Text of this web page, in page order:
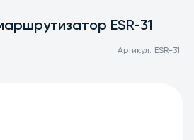
ESR-31
Артикул: ESR-31